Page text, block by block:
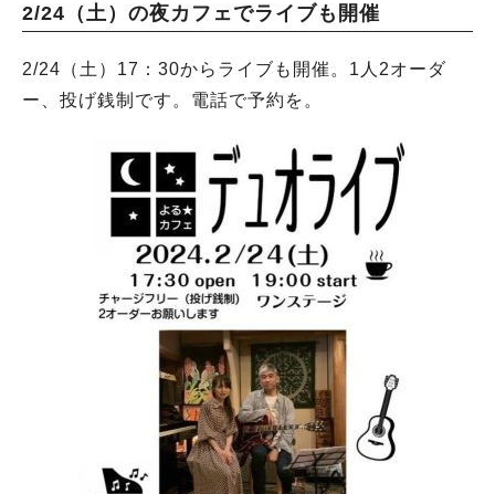
2/24（土）の夜カフェでライブも開催
2/24（土）17：30からライブも開催。1人2オーダ
ー、投げ銭制です。電話で予約を。